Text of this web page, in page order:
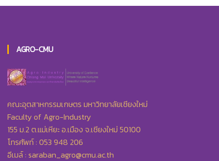
AGRO-CMU
คณะอุตสาหกรรมเกษตร มหาวิทยาลัยเชียงใหม่
Faculty of Agro-Industry
155 ม.2 ต.แม่เหียะ อ.เมือง จ.เชียงใหม่ 50100
โทรศัพท์ : 053 948 206
อีเมล์ : saraban_agro@cmu.ac.th